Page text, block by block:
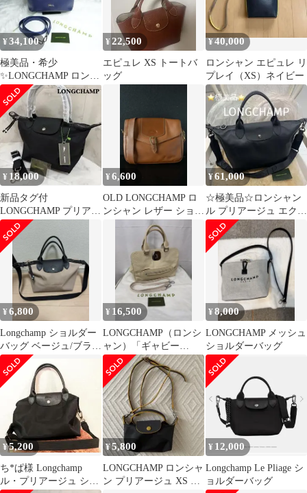
¥34,100
極美品・希少
✨LONGCHAMP ロンシ
ャン HONORE404 2way
バッグ
¥22,500
エピュレ XS トートバ
ッグ
¥40,000
ロンシャン エピュレ リ
プレイ（XS）ネイビー
¥ 18,000
新品タグ付
LONGCHAMP プリアー
ジュ 3WAY ショルダ
ーバッグ黒 S
¥6,600
OLD LONGCHAMP ロ
ンシャン レザー ショル
ダーバッグ ブラウン
¥61,000
☆極美品☆ロンシャン
ル プリアージュ エクス
トラ S 2WAYバッグ ブ
ラック
¥6,800
Longchamp ショルダー
バッグ ベージュ/ブラッ
ク
¥ 16,500
LONGCHAMP（ロンシ
ャン）「ギャビー
（Gatsby）」ハンドバ
ッグ
¥8,000
LONGCHAMP メッシュ
ショルダーバッグ
¥ 5,200
ち*ぱ様 Longchamp
ル・プリアージュ ショ
¥5,800
LONGCHAMP ロンシャ
ン プリアージュ XS シ
¥ 12,000
Longchamp Le Pliage シ
ョルダーバッグ